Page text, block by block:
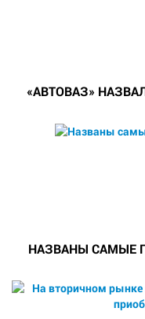
«АВТОВАЗ»
НАЗВАНЫ САМЫЕ